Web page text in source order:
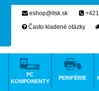
eshop@itsk.sk
Často kladené otázky
PC
KOMPONENTY
PERIFÉRIE